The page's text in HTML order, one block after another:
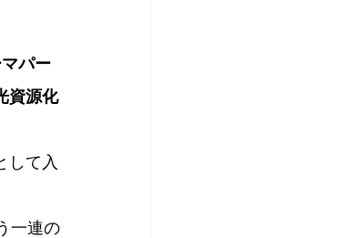
パー
資源化
して入
一連の